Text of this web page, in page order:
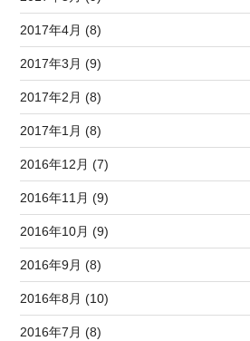
2017年4月 (8)
2017年3月 (9)
2017年2月 (8)
2017年1月 (8)
2016年12月 (7)
2016年11月 (9)
2016年10月 (9)
2016年9月 (8)
2016年8月 (10)
2016年7月 (8)